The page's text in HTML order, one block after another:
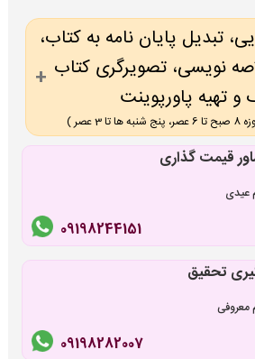
تبدیل پایان نامه به کتاب،
نویسی، تصویرگری کتاب
تهیه پاورپوینت
3 عصر )
قیمت گذاری
عیدی
09198244151
تحقیق
معروفی
09198282007